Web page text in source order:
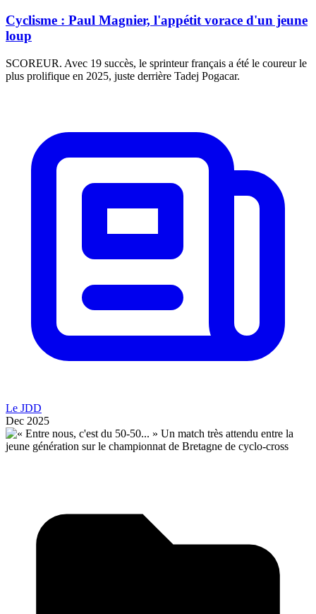
Cyclisme : Paul Magnier, l'appétit vorace d'un jeune
loup
SCOREUR. Avec 19 succès, le sprinteur français a été le coureur le
plus prolifique en 2025, juste derrière Tadej Pogacar.
Le JDD
Dec 2025